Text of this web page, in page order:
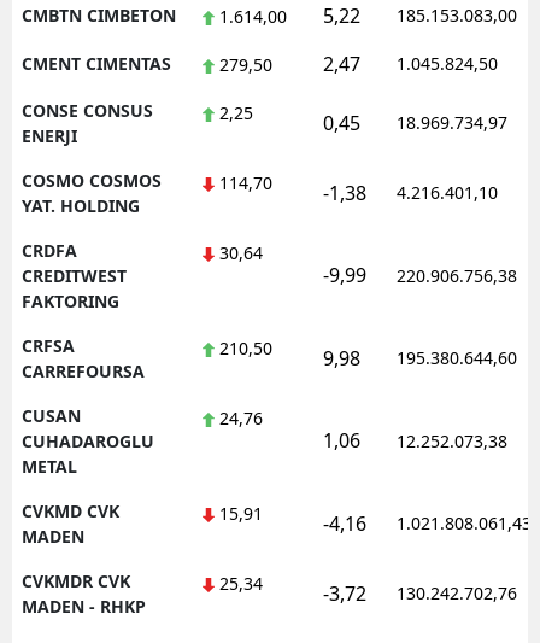
CMBTN CIMBETON 1.614,00 5,22 185.153.083,00
CMENT CIMENTAS 279,50 2,47 1.045.824,50
CONSE CONSUS
ENERJI
2,25 0,45 18.969.734,97
COSMO COSMOS
YAT. HOLDING
114,70 -1,38 4.216.401,10
CRDFA
CREDITWEST
FAKTORING
30,64
-9,99 220.906.756,38
CRFSA
CARREFOURSA
210,50 9,98 195.380.644,60
CUSAN
CUHADAROGLU
METAL
24,76
1,06 12.252.073,38
CVKMD CVK
MADEN
15,91 -4,16 1.021.808.061,43
CVKMDR CVK
MADEN - RHKP
25,34 -3,72 130.242.702,76